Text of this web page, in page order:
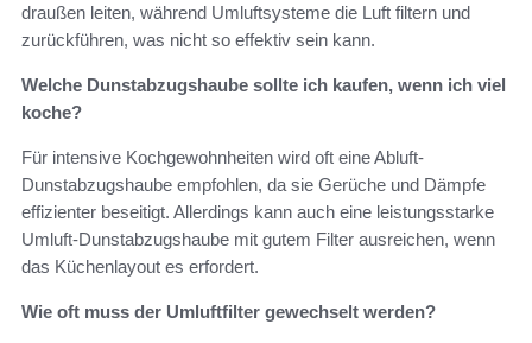
draußen leiten, während Umluftsysteme die Luft filtern und
zurückführen, was nicht so effektiv sein kann.
Welche Dunstabzugshaube sollte ich kaufen, wenn ich viel
koche?
Für intensive Kochgewohnheiten wird oft eine Abluft-
Dunstabzugshaube empfohlen, da sie Gerüche und Dämpfe
effizienter beseitigt. Allerdings kann auch eine leistungsstarke
Umluft-Dunstabzugshaube mit gutem Filter ausreichen, wenn
das Küchenlayout es erfordert.
Wie oft muss der Umluftfilter gewechselt werden?